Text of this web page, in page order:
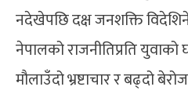
नदेखेपछि दक्ष जनशक्ति
नेपालको राजनीतिप्रति
मौलाउँदो भ्रष्टाचार र बढ्दो